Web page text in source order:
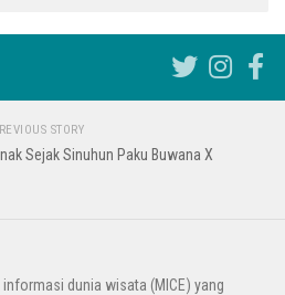
STORY
Sejak Sinuhun Paku Buwana X
dunia wisata (MICE) yang